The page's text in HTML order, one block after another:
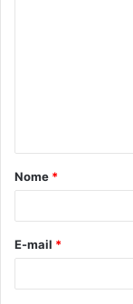
Nome *
E-mail *